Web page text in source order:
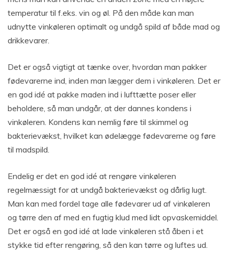
temperatur til f.eks. vin og øl. På den måde kan man
udnytte vinkøleren optimalt og undgå spild af både mad og
drikkevarer.
Det er også vigtigt at tænke over, hvordan man pakker
fødevarerne ind, inden man lægger dem i vinkøleren. Det er
en god idé at pakke maden ind i lufttætte poser eller
beholdere, så man undgår, at der dannes kondens i
vinkøleren. Kondens kan nemlig føre til skimmel og
bakterievækst, hvilket kan ødelægge fødevarerne og føre
til madspild.
Endelig er det en god idé at rengøre vinkøleren
regelmæssigt for at undgå bakterievækst og dårlig lugt.
Man kan med fordel tage alle fødevarer ud af vinkøleren
og tørre den af med en fugtig klud med lidt opvaskemiddel.
Det er også en god idé at lade vinkøleren stå åben i et
stykke tid efter rengøring, så den kan tørre og luftes ud.